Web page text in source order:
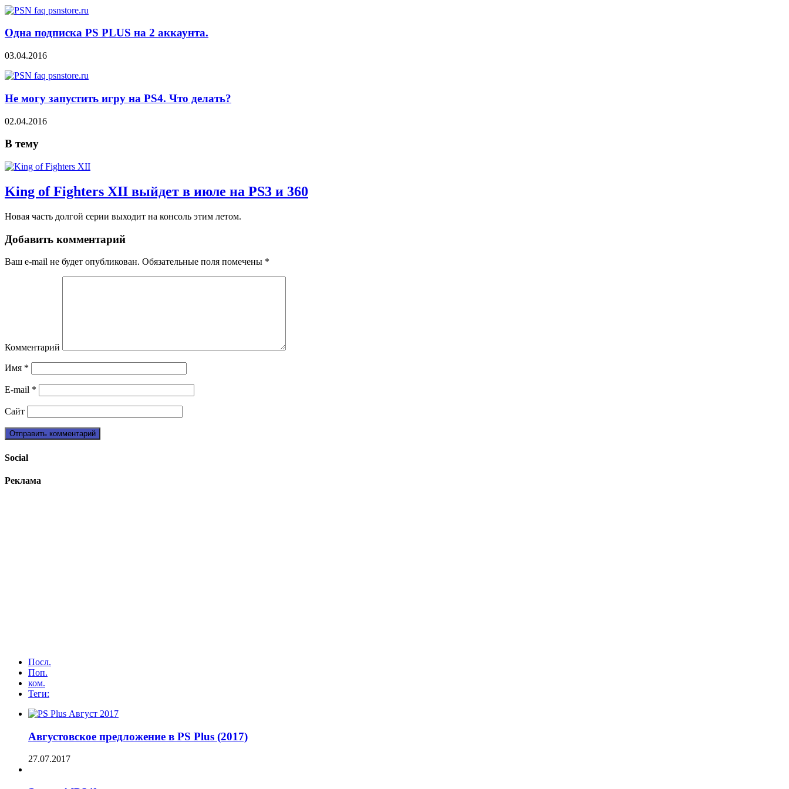
Одна подписка PS PLUS на 2 аккаунта.
03.04.2016
Не могу запустить игру на PS4. Что делать?
02.04.2016
В тему
King of Fighters XII выйдет в июле на PS3 и 360
Новая часть долгой серии выходит на консоль этим летом.
Добавить комментарий
Ваш e-mail не будет опубликован. Обязательные поля помечены *
Комментарий
Имя *
E-mail *
Сайт
Social
Реклама
Посл.
Поп.
ком.
Теги:
Августовское предложение в PS Plus (2017)
27.07.2017